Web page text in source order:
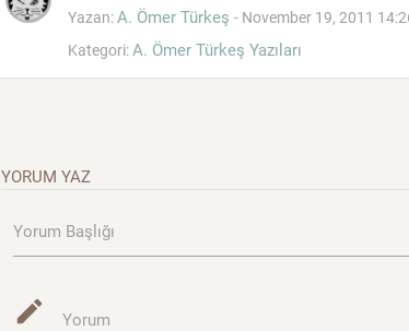
Yazan:A. Ömer Türkeş - November 19, 2011
Kategori:A. Ömer Türkeş Yazıları
YORUM YAZ
Yorum Başlığı
mode_edit Yorum